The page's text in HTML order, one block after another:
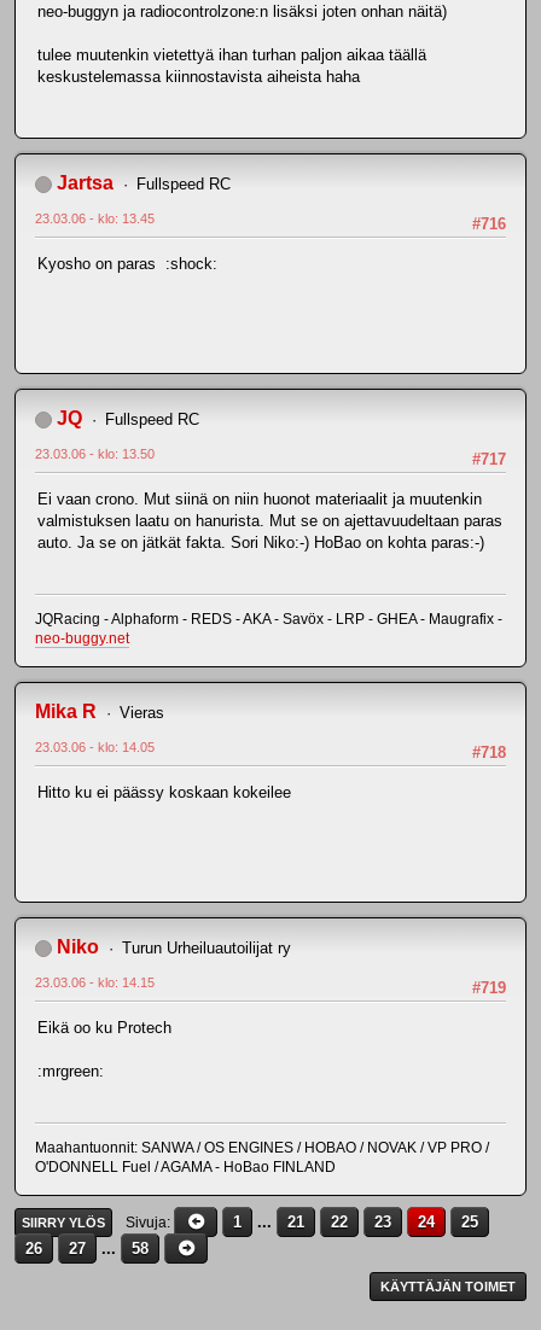
neo-buggyn ja radiocontrolzone:n lisäksi joten onhan näitä)
tulee muutenkin vietettyä ihan turhan paljon aikaa täällä
keskustelemassa kiinnostavista aiheista haha
Jartsa Fullspeed RC
#716
23.03.06 - klo: 13.45
Kyosho on paras :shock:
JQ Fullspeed RC
#717
23.03.06 - klo: 13.50
Ei vaan crono. Mut siinä on niin huonot materiaalit ja muutenkin
valmistuksen laatu on hanurista. Mut se on ajettavuudeltaan paras
auto. Ja se on jätkät fakta. Sori Niko:-) HoBao on kohta paras:-)
JQRacing - Alphaform - REDS - AKA - Savöx - LRP - GHEA - Maugrafix -
neo-buggy.net
Mika R Vieras
#718
23.03.06 - klo: 14.05
Hitto ku ei päässy koskaan kokeilee
Niko Turun Urheiluautoilijat ry
#719
23.03.06 - klo: 14.15
Eikä oo ku Protech
:mrgreen:
Maahantuonnit: SANWA / OS ENGINES / HOBAO / NOVAK / VP PRO /
O'DONNELL Fuel / AGAMA - HoBao FINLAND
SIIRRY YLÖS Sivuja 1 ... 21 22 23 24
25
26
27 ... 58
KÄYTTÄJÄN TOIMET